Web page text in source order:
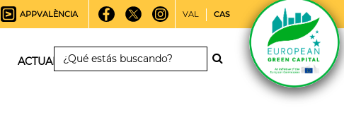
APPVALÈNCIA VAL CAS
ACTUALIDAD